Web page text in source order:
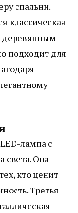
спальни.
классическая
деревянным
подходит для
лампа с
света. Она
кто ценит
Третья